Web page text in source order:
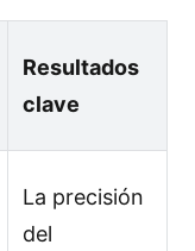
Resultados
clave
La precisión
del